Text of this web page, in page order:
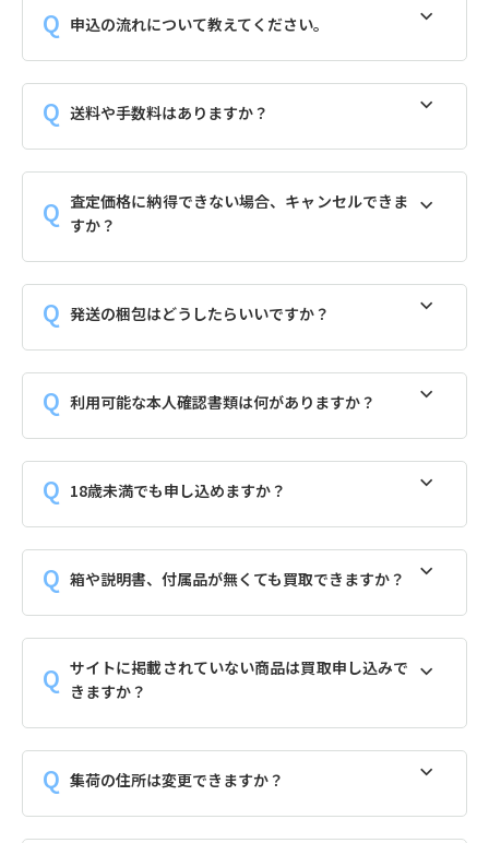
申込の流れについて教えてください。
送料や手数料はありますか？
査定価格に納得できない場合、キャンセルできま
すか？
発送の梱包はどうしたらいいですか？
利用可能な本人確認書類は何がありますか？
18歳未満でも申し込めますか？
箱や説明書、付属品が無くても買取できますか？
サイトに掲載されていない商品は買取申し込みで
きますか？
集荷の住所は変更できますか？